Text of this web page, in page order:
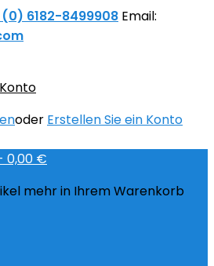
6182-8499908 Email:
oder Erstellen Sie ein Konto
0,00 €
mehr in Ihrem Warenkorb